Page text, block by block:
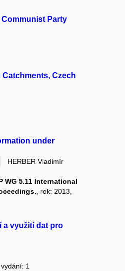
Party
Czech
under
HERBER Vladimír
WG 5.11 International
, rok: 2013,
a využití dat pro
1